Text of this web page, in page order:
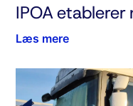
IPOA etablerer
Læs mere